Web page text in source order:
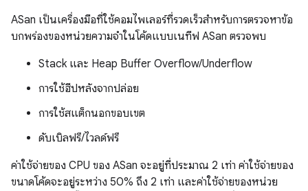
ASan เป็นเครื่องมือที่ใช้คอมไพเลอร์ที่รวดเร็วสำหรับการตรวจหาข้อ
บกพร่องของหน่วยความจำในโค้ดแบบเนทีฟ ASan ตรวจพบ
Stack และ Heap Buffer Overflow/Underflow
การใช้ฮีปหลังจากปล่อย
การใช้สแต็กนอกขอบเขต
ดับเบิลฟรี/ไวลด์ฟรี
ค่าใช้จ่ายของ CPU ของ ASan จะอยู่ที่ประมาณ 2 เท่า ค่าใช้จ่ายของ
ขนาดโค้ดจะอยู่ระหว่าง 50% ถึง 2 เท่า และค่าใช้จ่ายของหน่วย